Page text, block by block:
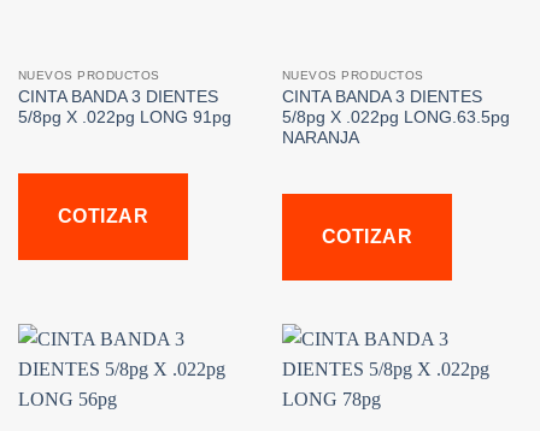
NUEVOS PRODUCTOS
CINTA BANDA 3 DIENTES
5/8pg X .022pg LONG 91pg
COTIZAR
NUEVOS PRODUCTOS
CINTA BANDA 3 DIENTES
5/8pg X .022pg LONG.63.5pg
NARANJA
COTIZAR